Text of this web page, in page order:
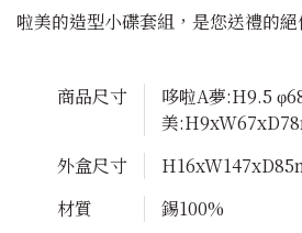
啦美的造型小碟套組，是您送禮的絕
商品尺寸
哆啦A夢:H9.5
美
外盒尺寸
材質
錫100%